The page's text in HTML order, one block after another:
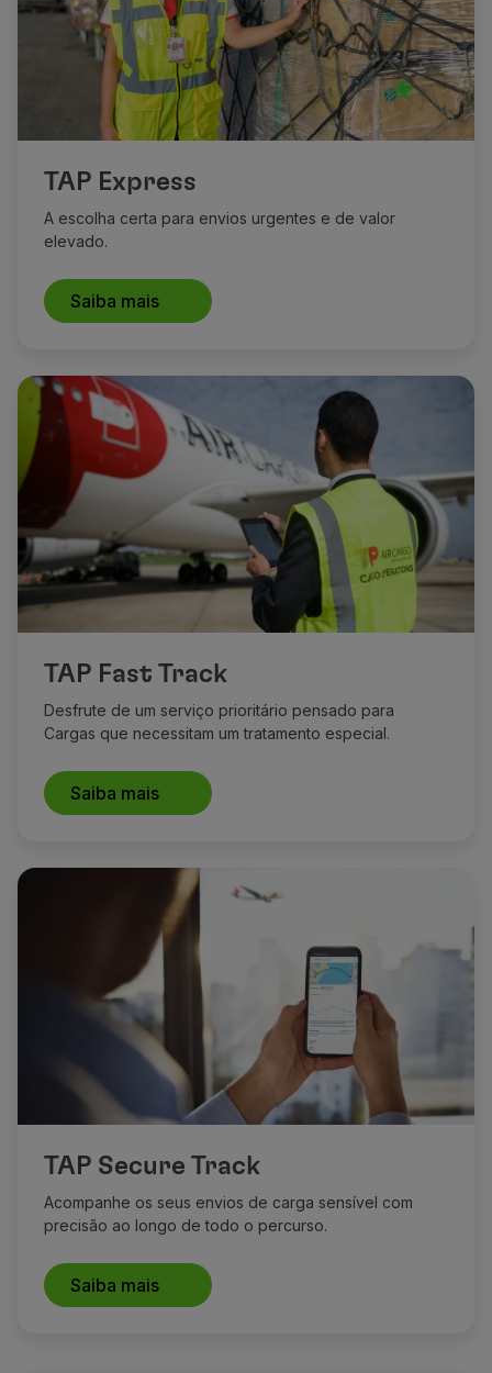
TAP Express
A escolha certa para envios urgentes e de valor
elevado.
Saiba mais
TAP Fast Track
Desfrute de um serviço prioritário pensado para
Cargas que necessitam um tratamento especial.
Saiba mais
TAP Secure Track
Acompanhe os seus envios de carga sensível com
precisão ao longo de todo o percurso.
Saiba mais